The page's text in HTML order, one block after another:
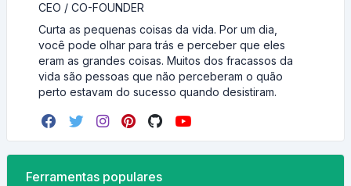
CEO / CO-FOUNDER
Curta as pequenas coisas da vida. Por um dia,
você pode olhar para trás e perceber que eles
eram as grandes coisas. Muitos dos fracassos da
vida são pessoas que não perceberam o quão
perto estavam do sucesso quando desistiram.
Ferramentas populares